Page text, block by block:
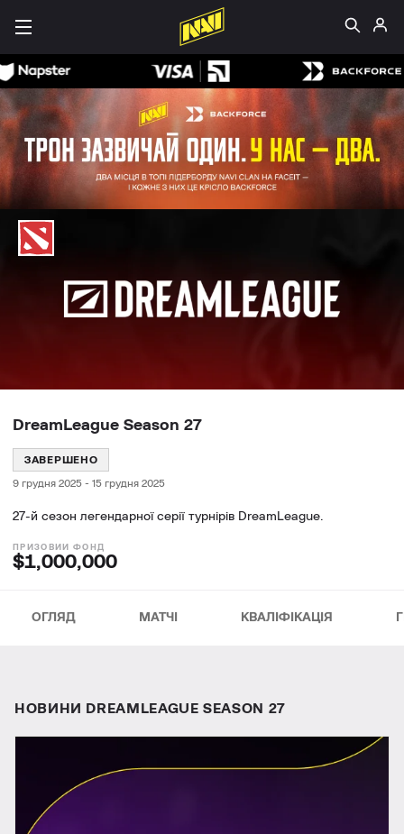
DreamLeague Season 27
ЗАВЕРШЕНО
9 грудня 2025 - 15 грудня 2025
27-й сезон легендарної серії турнірів DreamLeague.
$1,000,000
ОГЛЯД МАТЧІ КВАЛІФІКАЦІЯ
НОВИНИ DREAMLEAGUE SEASON 27